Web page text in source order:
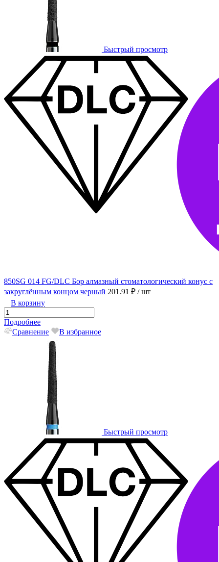
Быстрый просмотр
850SG 014 FG/DLC Бор алмазный стоматологический конус с
закруглённым концом черный 201.91 ₽ / шт
В корзину
Подробнее
Сравнение
В избранное
Быстрый просмотр